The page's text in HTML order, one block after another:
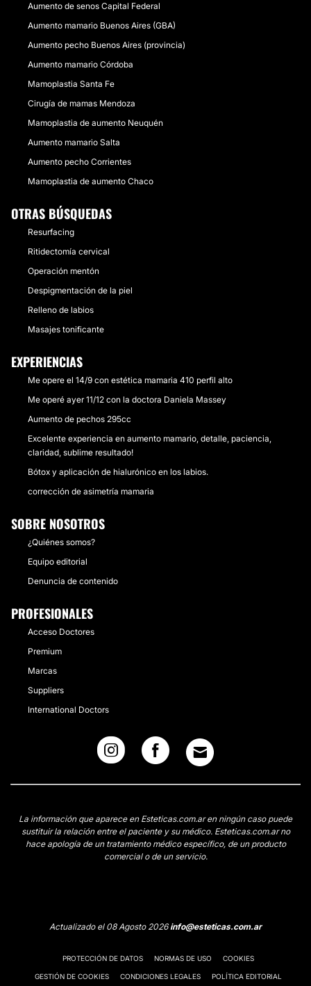
Aumento de senos Capital Federal
Aumento mamario Buenos Aires (GBA)
Aumento pecho Buenos Aires (provincia)
Aumento mamario Córdoba
Mamoplastia Santa Fe
Cirugía de mamas Mendoza
Mamoplastia de aumento Neuquén
Aumento mamario Salta
Aumento pecho Corrientes
Mamoplastia de aumento Chaco
OTRAS BÚSQUEDAS
Resurfacing
Ritidectomía cervical
Operación mentón
Despigmentación de la piel
Relleno de labios
Masajes tonificante
EXPERIENCIAS
Me opere el 14/9 con estética mamaria 410 perfil alto
Me operé ayer 11/12 con la doctora Daniela Massey
Aumento de pechos 295cc
Excelente experiencia en aumento mamario, detalle, paciencia,
claridad, sublime resultado!
Bótox y aplicación de hialurónico en los labios.
corrección de asimetría mamaria
SOBRE NOSOTROS
¿Quiénes somos?
Equipo editorial
Denuncia de contenido
PROFESIONALES
Acceso Doctores
Premium
Marcas
Suppliers
International Doctors
La información que aparece en Esteticas.com.ar en ningún caso puede
sustituir la relación entre el paciente y su médico. Esteticas.com.ar no
hace apología de un tratamiento médico específico, de un producto
comercial o de un servicio.
Actualizado el 08 Agosto 2026info@esteticas.com.ar
PROTECCIÓN DE DATOS NORMAS DE USO COOKIES
GESTIÓN DE COOKIES CONDICIONES LEGALES POLÍTICA EDITORIAL